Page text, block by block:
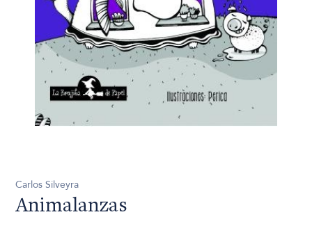
Carlos Silveyra
Animalanzas